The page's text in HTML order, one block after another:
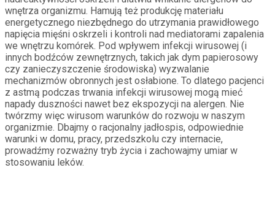
wnętrza organizmu. Hamują też produkcję materiału
energetycznego niezbędnego do utrzymania prawidłowego
napięcia mięśni oskrzeli i kontroli nad mediatorami zapalenia
we wnętrzu komórek. Pod wpływem infekcji wirusowej (i
innych bodźców zewnętrznych, takich jak dym papierosowy
czy zanieczyszczenie środowiska) wyzwalanie
mechanizmów obronnych jest osłabione. To dlatego pacjenci
z astmą podczas trwania infekcji wirusowej mogą mieć
napady duszności nawet bez ekspozycji na alergen. Nie
twórzmy więc wirusom warunków do rozwoju w naszym
organizmie. Dbajmy o racjonalny jadłospis, odpowiednie
warunki w domu, pracy, przedszkolu czy internacie,
prowadźmy rozważny tryb życia i zachowajmy umiar w
stosowaniu leków.